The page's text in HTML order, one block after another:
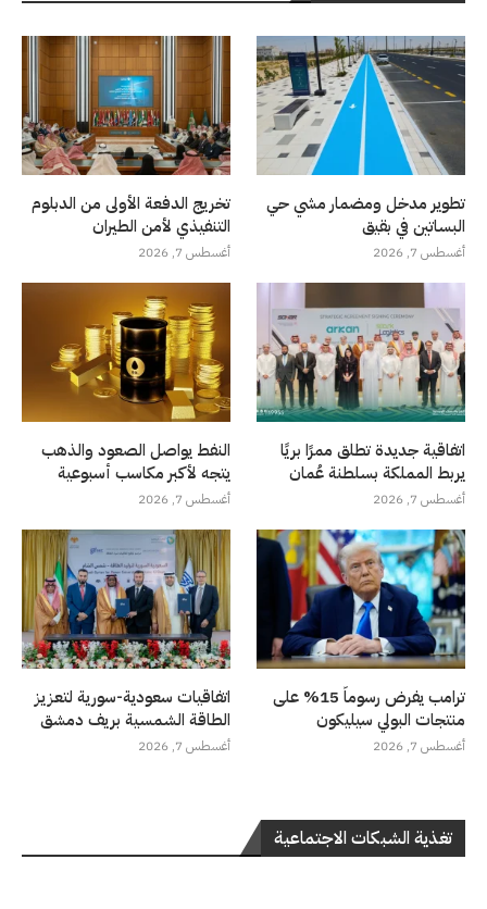
تطوير مدخل ومضمار مشي حي
البساتين في بقيق
أغسطس 7, 2026
تخريج الدفعة الأولى من الدبلوم
التنفيذي لأمن الطيران
أغسطس 7, 2026
اتفاقية جديدة تطلق ممرًا بريًا
يربط المملكة بسلطنة عُمان
أغسطس 7, 2026
النفط يواصل الصعود والذهب
يتجه لأكبر مكاسب أسبوعية
أغسطس 7, 2026
ترامب يفرض رسوماً 15% على
منتجات البولي سيليكون
أغسطس 7, 2026
اتفاقيات سعودية-سورية لتعزيز
الطاقة الشمسية بريف دمشق
أغسطس 7, 2026
تغذية الشبكات الاجتماعية